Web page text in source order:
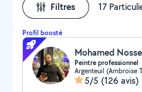
Filtres 17
Profil boosté
Mohamed
Peintre professionnel
Argenteuil (Ambroise
5/5 (126 avis)